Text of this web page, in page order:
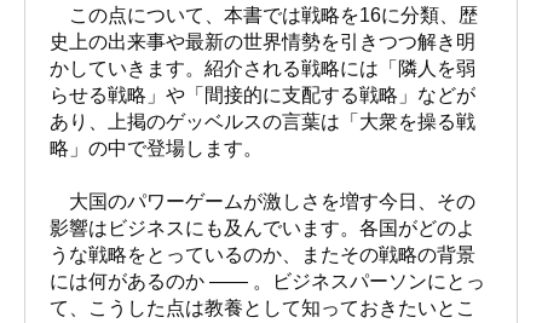
この点について、本書では戦略を16に分類、歴
史上の出来事や最新の世界情勢を引きつつ解き明
かしていきます。紹介される戦略には「隣人を弱
らせる戦略」や「間接的に支配する戦略」などが
あり、上掲のゲッベルスの言葉は「大衆を操る戦
略」の中で登場します。
大国のパワーゲームが激しさを増す今日、その
影響はビジネスにも及んでいます。各国がどのよ
うな戦略をとっているのか、またその戦略の背景
には何があるのか ―― 。ビジネスパーソンにとっ
て、こうした点は教養として知っておきたいとこ